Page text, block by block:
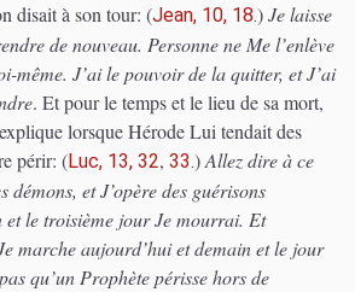
disait à son tour: (Jean, 10, 18.)Je laisse
de nouveau. Personne ne Me l’enlève
même. J’ai le pouvoir de la quitter, et J’ai
. Et pour le temps et le lieu de sa mort,
lorsque Hérode Lui tendait des
périr: (Luc, 13, 32, 33.)Allez dire à ce
et J’opère des guérisons
et le troisième jour Je mourrai. Et
marche aujourd’hui et demain et le jour
qu’un Prophète périsse hors de